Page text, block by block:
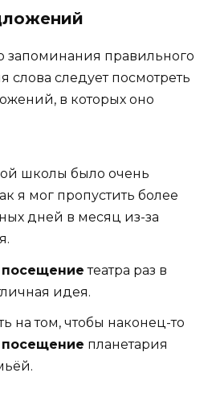
запоминания правильного
слова следует посмотреть
в которых оно
школы было очень
я мог пропустить более
дней в месяц из-за
посещение театра раз в
идея.
на том, чтобы наконец-то
посещение планетария